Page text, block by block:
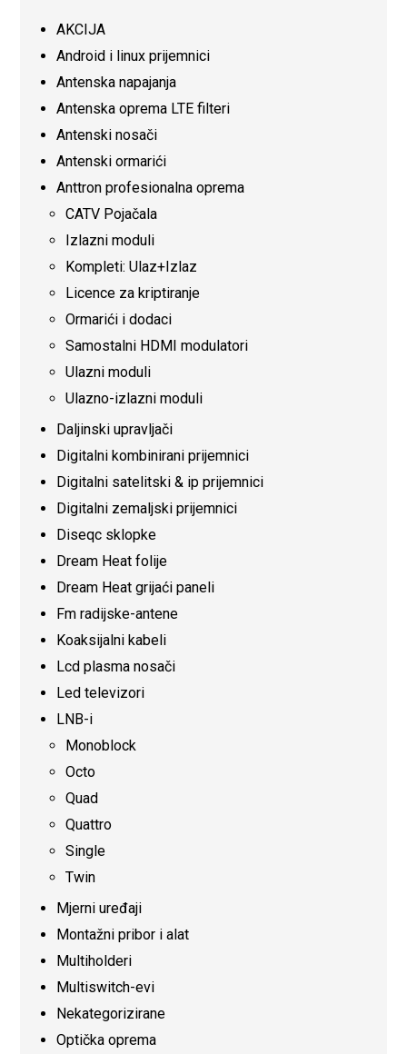
AKCIJA
Android i linux prijemnici
Antenska napajanja
Antenska oprema LTE filteri
Antenski nosači
Antenski ormarići
Anttron profesionalna oprema
CATV Pojačala
Izlazni moduli
Kompleti: Ulaz+Izlaz
Licence za kriptiranje
Ormarići i dodaci
Samostalni HDMI modulatori
Ulazni moduli
Ulazno-izlazni moduli
Daljinski upravljači
Digitalni kombinirani prijemnici
Digitalni satelitski & ip prijemnici
Digitalni zemaljski prijemnici
Diseqc sklopke
Dream Heat folije
Dream Heat grijaći paneli
Fm radijske-antene
Koaksijalni kabeli
Lcd plasma nosači
Led televizori
LNB-i
Monoblock
Octo
Quad
Quattro
Single
Twin
Mjerni uređaji
Montažni pribor i alat
Multiholderi
Multiswitch-evi
Nekategorizirane
Optička oprema